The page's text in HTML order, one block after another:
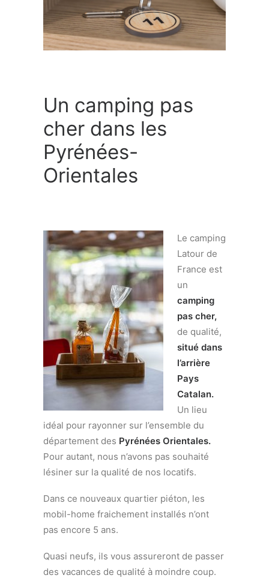
Un camping pas
cher dans les
Pyrénées-
Orientales
Le camping
Latour de
France est
un
camping
pas cher,
de qualité,
situé dans
l’arrière
Pays
Catalan.
Un lieu
idéal pour rayonner sur l’ensemble du
département des Pyrénées Orientales.
Pour autant, nous n’avons pas souhaité
lésiner sur la qualité de nos locatifs.
Dans ce nouveaux quartier piéton, les
mobil-home fraichement installés n’ont
pas encore 5 ans.
Quasi neufs, ils vous assureront de passer
des vacances de qualité à moindre coup.